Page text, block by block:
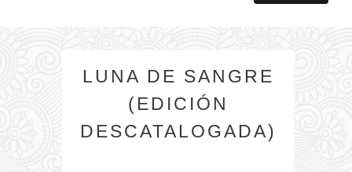
LUNA DE SANGRE
(EDICIÓN
DESCATALOGADA)